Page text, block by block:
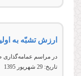
ارزش تشبّه به
در مراسم عمامه‌گذاری
تاریخ: 29 شهريور 1395